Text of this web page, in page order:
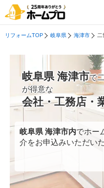
リフォームTOP 岐阜県 海津市 二
岐阜県 海津市で
が得意な
会社・工務店・
岐阜県 海津市内でホー
介をお申込みいただい